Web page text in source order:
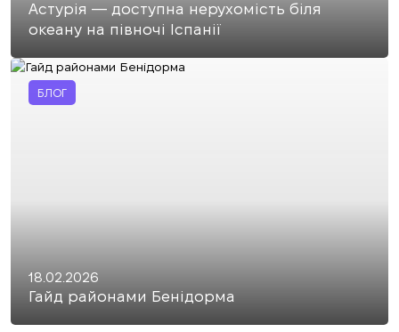
Астурія — доступна нерухомість біля
океану на півночі Іспанії
БЛОГ
18.02.2026
Гайд районами Бенідорма